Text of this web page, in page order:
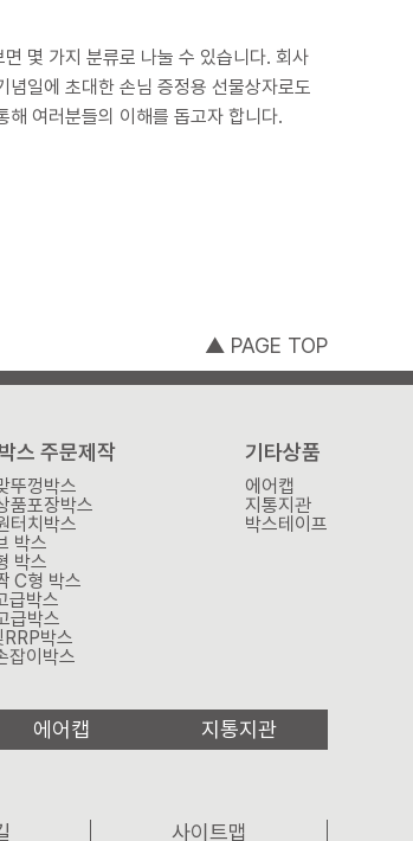
일에 초대한 손님 증정용 선물상자로도
여러분들의 이해를 돕고자 합니다.
▲ PAGE TOP
스 주문제작
뚜껑박스
품포장박스
터치박스
박스
박스
C형 박스
급박스
급박스
박스
잡이박스
기타상품
에어캡
지통지관
박스테이프
에어캡 지통지관
사이트맵